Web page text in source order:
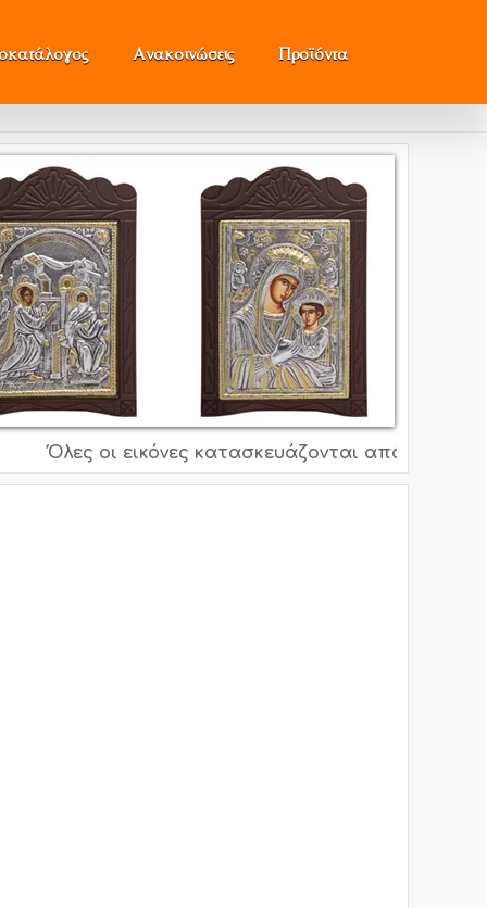
Ανακοινώσεις Προϊόντα
Όλες οι εικόνες κατασκευάζονται από ασήμι